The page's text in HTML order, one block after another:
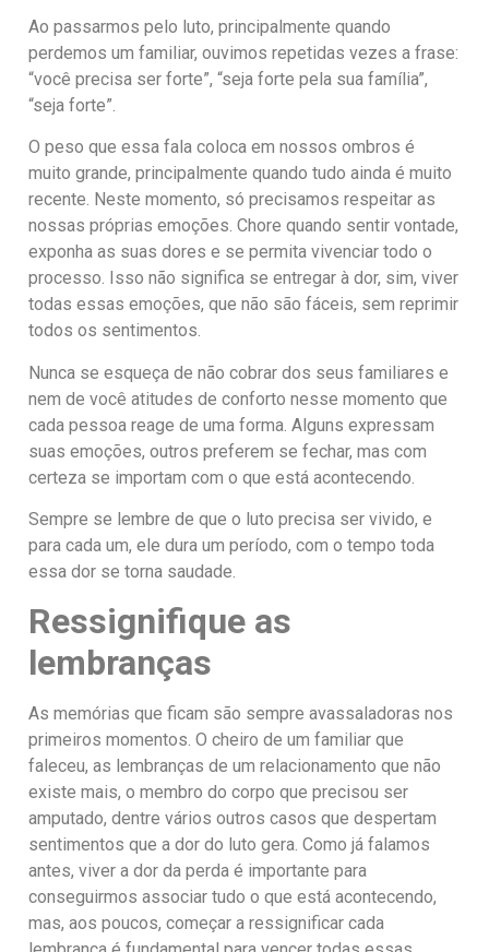
Ao passarmos pelo luto, principalmente quando
perdemos um familiar, ouvimos repetidas vezes a frase:
“você precisa ser forte”, “seja forte pela sua família”,
“seja forte”.
O peso que essa fala coloca em nossos ombros é
muito grande, principalmente quando tudo ainda é muito
recente. Neste momento, só precisamos respeitar as
nossas próprias emoções. Chore quando sentir vontade,
exponha as suas dores e se permita vivenciar todo o
processo. Isso não significa se entregar à dor, sim, viver
todas essas emoções, que não são fáceis, sem reprimir
todos os sentimentos.
Nunca se esqueça de não cobrar dos seus familiares e
nem de você atitudes de conforto nesse momento que
cada pessoa reage de uma forma. Alguns expressam
suas emoções, outros preferem se fechar, mas com
certeza se importam com o que está acontecendo.
Sempre se lembre de que o luto precisa ser vivido, e
para cada um, ele dura um período, com o tempo toda
essa dor se torna saudade.
Ressignifique as
lembranças
As memórias que ficam são sempre avassaladoras nos
primeiros momentos. O cheiro de um familiar que
faleceu, as lembranças de um relacionamento que não
existe mais, o membro do corpo que precisou ser
amputado, dentre vários outros casos que despertam
sentimentos que a dor do luto gera. Como já falamos
antes, viver a dor da perda é importante para
conseguirmos associar tudo o que está acontecendo,
mas, aos poucos, começar a ressignificar cada